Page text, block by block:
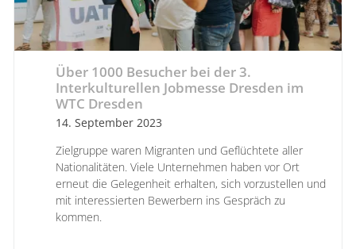
Über 1000 Besucher bei der 3.
Interkulturellen Jobmesse Dresden im
WTC Dresden
14. September 2023
Zielgruppe waren Migranten und Geflüchtete aller
Nationalitäten. Viele Unternehmen haben vor Ort
erneut die Gelegenheit erhalten, sich vorzustellen und
mit interessierten Bewerbern ins Gespräch zu
kommen.